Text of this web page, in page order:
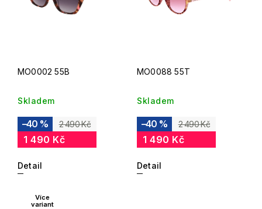
MO0002 55B
Skladem
2 490 Kč
–40 %
1 490 Kč
Detail
MO0088 55T
Skladem
2 490 Kč
–40 %
1 490 Kč
Detail
Více
variant